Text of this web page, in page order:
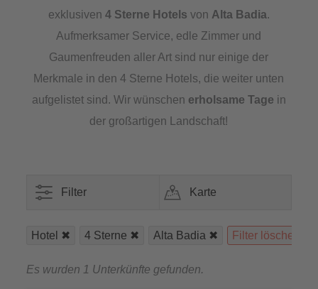
exklusiven 4 Sterne Hotels von Alta Badia.
Aufmerksamer Service, edle Zimmer und
Gaumenfreuden aller Art sind nur einige der
Merkmale in den 4 Sterne Hotels, die weiter unten
aufgelistet sind. Wir wünschen erholsame Tage in
der großartigen Landschaft!
Filter Karte
Hotel 4 Sterne Alta Badia Filter löschen
Es wurden 1 Unterkünfte gefunden.